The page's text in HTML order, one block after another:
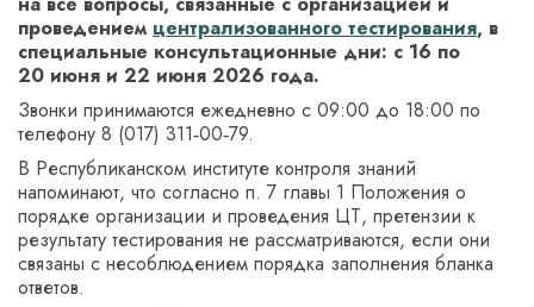
проведением централизованного тестирования, в
специальные консультационные дни: с 16 по
20 июня и 22 июня 2026 года.
Звонки принимаются ежедневно с 09:00 до 18:00 по
телефону 8 (017) 311‑00‑79.
В Республиканском институте контроля знаний
напоминают, что согласно п. 7 главы 1 Положения о
порядке организации и проведения ЦТ, претензии к
результату тестирования не рассматриваются, если они
связаны с несоблюдением порядка заполнения бланка
ответов.